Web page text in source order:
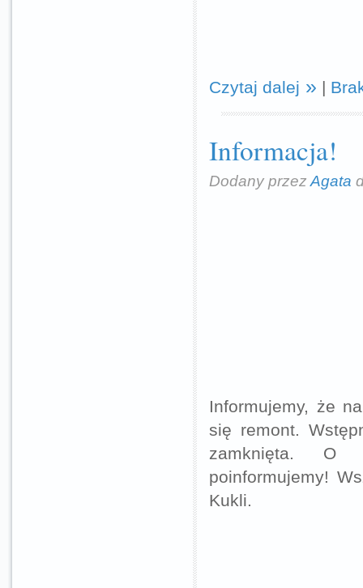
Czytaj dalej |
Informacja!
Dodany przez Agata
Informujemy, że
się remont.
zamknięta. O
poinformujemy!
Kukli.